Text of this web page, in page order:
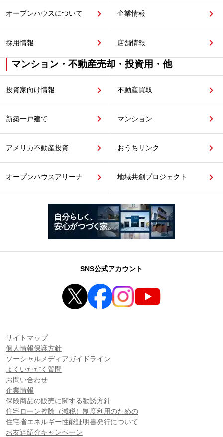
オープンハウスについて 企業情報
採用情報 店舗情報
マンション・不動産売却・投資用・他
投資家向け情報 不動産買取
新築一戸建て マンション
アメリカ不動産投資 おうちリンク
オープンハウスアリーナ 地域共創プロジェクト
SNS公式アカウント
サイトマップ
個人情報保護方針
ソーシャルメディアガイドライン
よくいただく質問
お問い合わせ
企業情報
保険商品の販売に関する勧誘方針
住宅ローン控除（減税）制度利用のための
住宅省エネルギー性能証明書発行について
お友達紹介キャンペーン